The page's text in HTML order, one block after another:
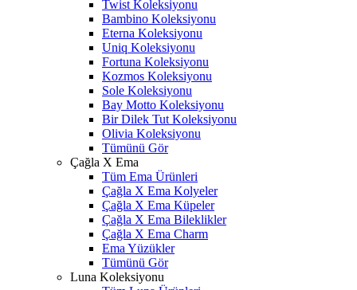
Twist Koleksiyonu
Bambino Koleksiyonu
Eterna Koleksiyonu
Uniq Koleksiyonu
Fortuna Koleksiyonu
Kozmos Koleksiyonu
Sole Koleksiyonu
Bay Motto Koleksiyonu
Bir Dilek Tut Koleksiyonu
Olivia Koleksiyonu
Tümünü Gör
Çağla X Ema
Tüm Ema Ürünleri
Çağla X Ema Kolyeler
Çağla X Ema Küpeler
Çağla X Ema Bileklikler
Çağla X Ema Charm
Ema Yüzükler
Tümünü Gör
Luna Koleksiyonu